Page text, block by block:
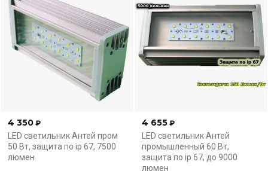
4 350 ₽
LED светильник Антей пром
50 Вт, защита по ip 67, 7500
люмен
4 655 ₽
LED светильник Антей
промышленный 60 Вт,
защита по ip 67, до 9000
люмен